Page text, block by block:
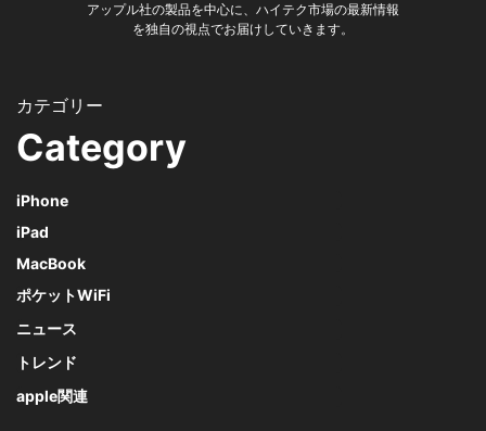
アップル社の製品を中心に、ハイテク市場の最新情報
を独自の視点でお届けしていきます。
Category
iPhone
iPad
MacBook
ポケットWiFi
ニュース
トレンド
apple関連